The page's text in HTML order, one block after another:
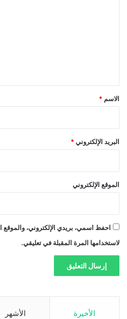
*
الاسم *
البريد الإلكتروني *
الموقع الإلكتروني
احفظ اسمي، بريدي الإلكتروني، والموقع
لاستخدامها المرة المقبلة في تعليقي.
الأخيرة الأشهر